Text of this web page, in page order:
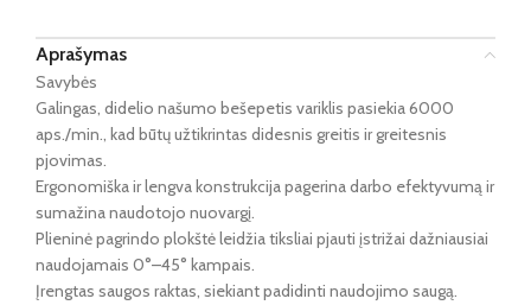
Aprašymas
Savybės
Galingas, didelio našumo bešepetis variklis pasiekia 6000
aps./min., kad būtų užtikrintas didesnis greitis ir greitesnis
pjovimas.
Ergonomiška ir lengva konstrukcija pagerina darbo efektyvumą ir
sumažina naudotojo nuovargį.
Plieninė pagrindo plokštė leidžia tiksliai pjauti įstrižai dažniausiai
naudojamais 0°–45° kampais.
Įrengtas saugos raktas, siekiant padidinti naudojimo saugą.